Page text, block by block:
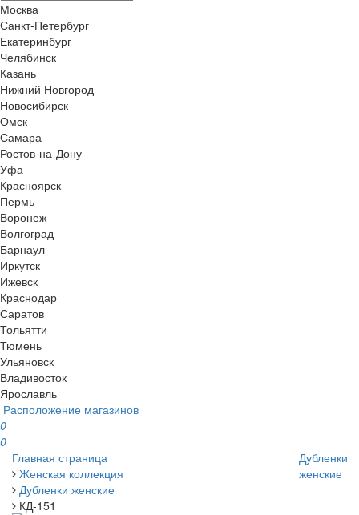
Москва
Санкт-Петербург
Екатеринбург
Челябинск
Казань
Нижний Новгород
Новосибирск
Омск
Самара
Ростов-на-Дону
Уфа
Красноярск
Пермь
Воронеж
Волгоград
Барнаул
Иркутск
Ижевск
Краснодар
Саратов
Тольятти
Тюмень
Ульяновск
Владивосток
Ярославль
Расположение магазинов
0
0
Главная страница
Женская коллекция
Дубленки женские
КД-151
Дубленки
женские